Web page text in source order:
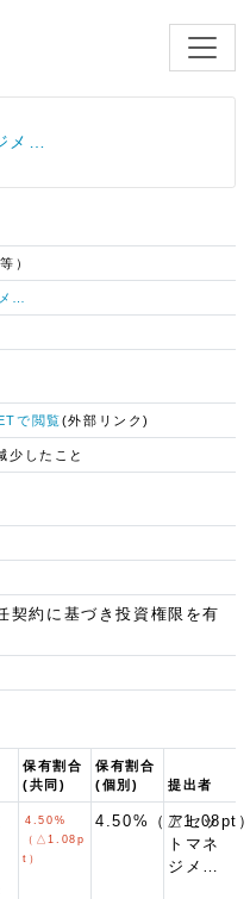
メ…
）
…
で閲覧(外部リンク)
少したこと
契約に基づき投資権限を有
保有割合
(共同)
保有割合
(個別)
提出者
4.50%
（△1.08p
t）
4.50%（△1.08pt
アセッ
トマネ
ジメ…